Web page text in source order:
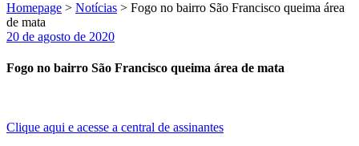
Homepage > Notícias > Fogo no bairro São Francisco queima área
de mata
20 de agosto de 2020
Fogo no bairro São Francisco queima área de mata
Clique aqui e acesse a central de assinantes